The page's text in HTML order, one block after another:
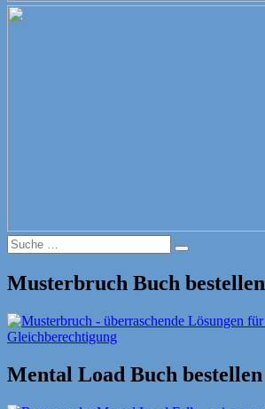
Suche
nach:
Suche
Musterbruch Buch bestellen
Mental Load Buch bestellen